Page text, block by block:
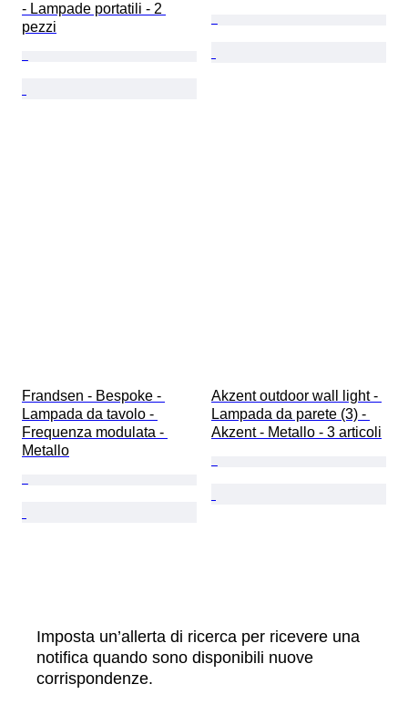
- Lampade portatili - 2
pezzi
Frandsen - Bespoke -
Lampada da tavolo -
Frequenza modulata -
Metallo
Akzent outdoor wall light -
Lampada da parete (3) -
Akzent - Metallo - 3 articoli
Imposta un’allerta di ricerca per ricevere una
notifica quando sono disponibili nuove
corrispondenze.